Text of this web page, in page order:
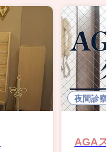
夜間診察
AGAス